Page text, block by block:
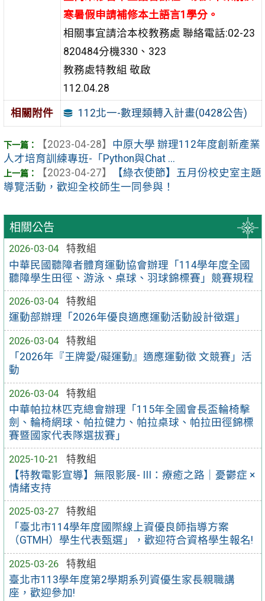
相關公告
2026-03-04
特教組
中華民國聽障者體育運動協會辦理「114學年度全國
聽障學生田徑、游泳、桌球、羽球錦標賽」競賽規程
2026-03-04
特教組
運動部辦理「2026年優良適應運動活動設計徵選」
2026-03-04
特教組
「2026年『王牌愛/礙運動』適應運動徵 文競賽」活
動
2026-03-04
特教組
中華帕拉林匹克總會辦理「115年全國會長盃輪椅擊
劍、輪椅網球、帕拉健力、帕拉桌球、帕拉田徑錦標
賽暨國家代表隊選拔賽」
2025-10-21
特教組
【特教電影宣導】無限影展- III：療癒之路｜憂鬱症 ×
情緒支持
2025-03-27
特教組
「臺北市114學年度國際線上資優良師指導方案
（GTMH）學生代表甄選」，歡迎符合資格學生報名!
2025-03-26
特教組
臺北市113學年度第2學期系列資優生家長親職講
座，歡迎參加!
寒暑假申請補修本土語言1學分。
相關事宜請洽本校教務處 聯絡電話:02-23
820484分機330、323
教務處特教組 敬啟
112.04.28
相關附件 112北一-數理類轉入計畫(0428公告)
【2023-04-28】 中原大學 辦理112年度創新產業
人才培育訓練專班-「Python與Chat ...
【2023-04-27】
【綠衣使節】五月份校史室主題
導覽活動，歡迎全校師生一同參與！